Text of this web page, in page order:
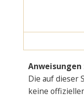
Die auf dieser
keine